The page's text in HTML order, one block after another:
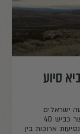
שהביא סיוע
ישראלים
בארגנטינה הרכב התהפך במקום שבו אין למי להתקשר כביש 40
ארוכות בין